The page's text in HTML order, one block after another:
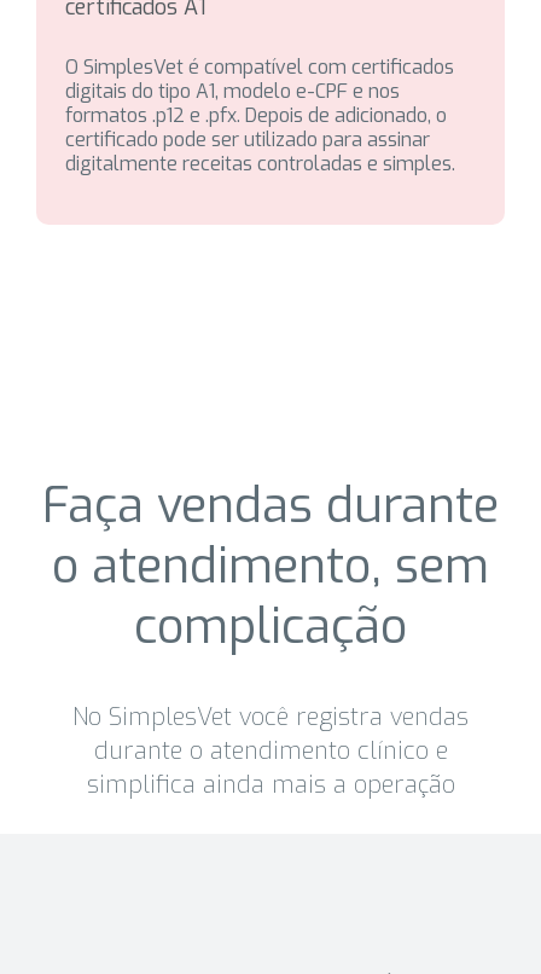
certificados A1
O SimplesVet é compatível com certificados
digitais do tipo A1, modelo e-CPF e nos
formatos .p12 e .pfx. Depois de adicionado, o
certificado pode ser utilizado para assinar
digitalmente receitas controladas e simples.
Faça vendas durante
o atendimento, sem
complicação
No SimplesVet você registra vendas
durante o atendimento clínico e
simplifica ainda mais a operação